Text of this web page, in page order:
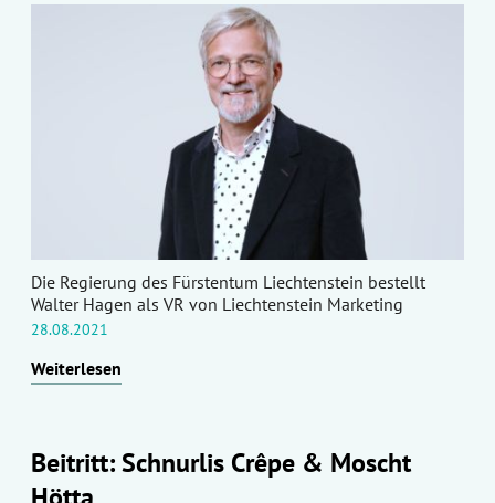
Die Regierung des Fürstentum Liechtenstein bestellt
Walter Hagen als VR von Liechtenstein Marketing
28.08.2021
Weiterlesen
Beitritt: Schnurlis Crêpe & Moscht